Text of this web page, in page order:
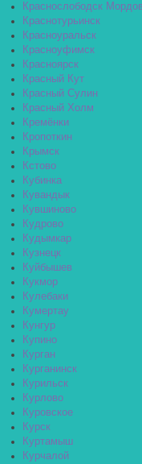
Краснослободск
Краснотурьинск
Красноуральск
Красноуфимск
Красноярск
Красный Кут
Красный Сулин
Красный Холм
Кремёнки
Кропоткин
Крымск
Кстово
Кубинка
Кувандык
Кувшиново
Кудрово
Кудымкар
Кузнецк
Куйбышев
Кукмор
Кулебаки
Кумертау
Кунгур
Купино
Курган
Курганинск
Курильск
Курлово
Куровское
Курск
Куртамыш
Курчалой